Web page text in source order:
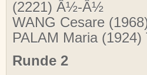
(2221) Â½-Â½
WANG Cesare
PALAM Maria
Runde 2